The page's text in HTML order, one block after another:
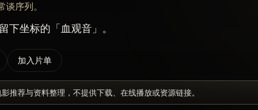
谈序列。
下坐标的「血观音」。
加入片单
推荐与资料整理，不提供下载、在线播放或资源链接。